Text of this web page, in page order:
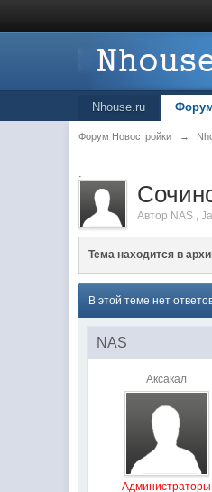
Nhouse.ru
Форум Новостройки →
.
Автор NAS ,
Тема находится в
В этой теме нет
NAS
Аксакал
Администраторы